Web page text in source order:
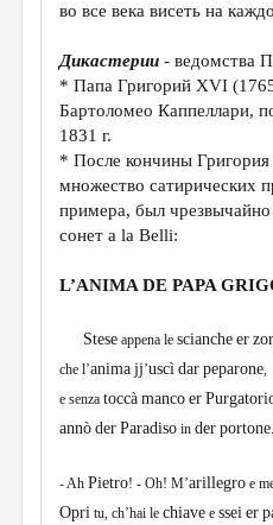
ЦИКЛЫ ПУБЛИКАЦИЙ
ТРЕДИАКОВСКИЙ
МЕДИА
ВКОНТАКТЕ
во все века висеть на
Дикастерии - ведомства
* Папа Григорий XVI
Бартоломео Каппеллари,
1831 г.
* После кончины
множество сатирических
примера, был
сонет a la Belli:
L’ANIMA DE PAPA
Stese appena lescianche er zor
che l’anima jj’uscì dar peparone,
e senzatoccà manco er
annò der Paradiso inder portone.
- AhPietro! - Oh! M’arillegro e
Opri tu, ch’hai lechiave essei er